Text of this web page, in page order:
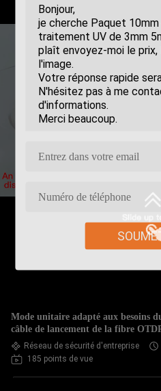
Mode unitaire adapté aux besoins du client Boîte
câble de lancement de la fibre
Sc FCRéseau de sécurité d'entreprise
185 points de vue